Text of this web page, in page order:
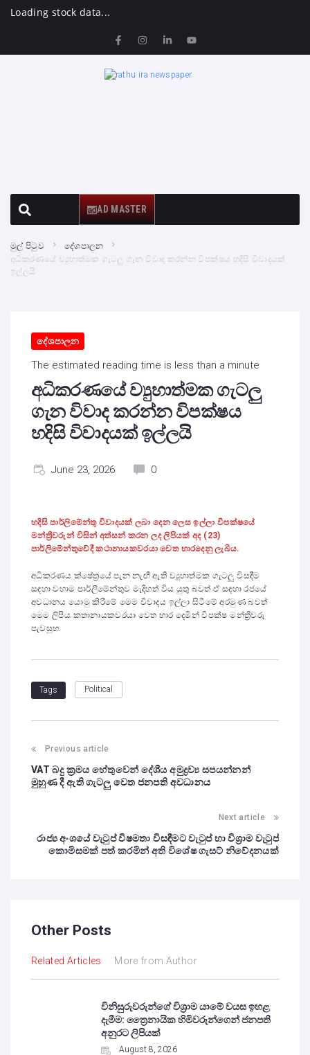
Loading stock data...
AD MASTER
මුල් පිටුව
දේශපාලන
අධිකරණයේ ව්‍යුහාත්මක ගැටලු ගැන විවාද කරන්න විපක්ෂය හදිසි විවාදයක්
ඉල්ලයි
දේශපාලන
The estimated reading time is less than a minute
අධිකරණයේ ව්‍යුහාත්මක ගැටලු
ගැන විවාද කරන්න විපක්ෂය
හදිසි විවාදයක් ඉල්ලයි
June 23, 2026 0
හදිසි පාර්ලිමේන්තු විවාදයක් ලබා දෙන ලෙස ඉල්ලා විපක්ෂයේ
මන්ත්‍රීවරුන් විසින් අත්සන් කරන ලද ලිපියක් අද (23)
පාර්ලිමේන්තුවේදී කථානායකවරයා වෙත භාරදෙනු ලැබීය.
අධිකරණය ක්ෂේත්‍රයේ පැන නැඟී ඇති ව්‍යූහාත්මක ගැටලු විසඳීම
සඳහා වහාම පාර්ලිමේන්තුව මැදිහත් විය යුතු බවත් ඒ සඳහා රජයේ
අවධානය යොමු කිරීමේ මෙම විවාදය ඉල්ලා සිටීමේ අරමුණ බවත්
මෙම ලිපිය කතානායකවරයා වෙත භාර දෙමින් විපක්ෂ මන්ත්‍රීවරු
පැවසූහ.
Tags Political
Previous article
VAT බදු ක්‍රමය හේතුවෙන් දේශීය අමුද්‍රව්‍ය සපයන්නන්
මුහුණ දී ඇති ගැටලු වෙත ජනපති අවධානය
Next article
රාජ්‍ය අංශයේ වැටුප් විෂමතා විසඳීමට වැටුප් හා විශ්‍රාම වැටුප්
කොමිසමක් පත් කරමින් අති විශේෂ ගැසට් නිවේදනයක්
Other Posts
Related Articles More from Author
විනිසුරුවරුන්ගේ විශ්‍රාම යාමේ වයස ඉහළ
දැමීම: ත්‍රෛනායික හිමිවරුන්ගෙන් ජනපති
අනුරට ලිපියක්
August 8, 2026